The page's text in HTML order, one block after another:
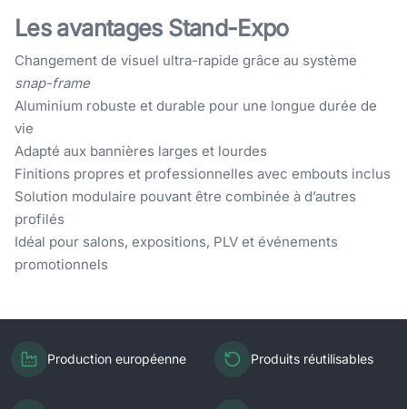
Les avantages Stand-Expo
Changement de visuel ultra-rapide grâce au système
snap-frame
Aluminium robuste et durable pour une longue durée de
vie
Adapté aux bannières larges et lourdes
Finitions propres et professionnelles avec embouts inclus
Solution modulaire pouvant être combinée à d’autres
profilés
Idéal pour salons, expositions, PLV et événements
promotionnels
Production européenne Produits réutilisables